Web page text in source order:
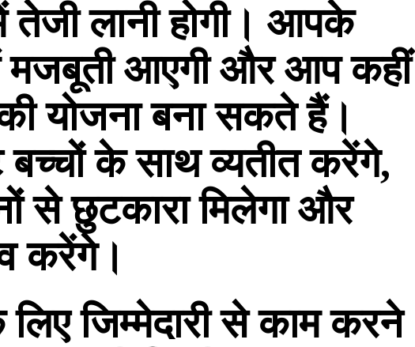
तेजी लानी होगी। आपके
मजबूती आएगी और आप कहीं
योजना बना सकते हैं।
के साथ व्यतीत करेंगे,
से छुटकारा मिलेगा और
करेंगे।
जिम्मेदारी से काम करने